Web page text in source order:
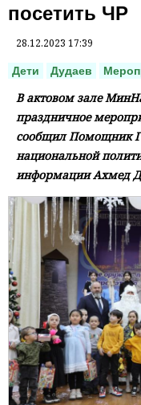
посетить ЧР
28.12.2023 17:39
Дети Дудаев
В актовом зале
праздничное
сообщил Помощник
национальной
информации Ахмед